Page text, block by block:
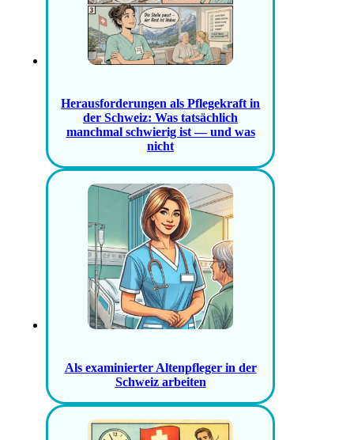
Herausforderungen als Pflegekraft in
der Schweiz: Was tatsächlich
manchmal schwierig ist — und was
nicht
Als examinierter Altenpfleger in der
Schweiz arbeiten